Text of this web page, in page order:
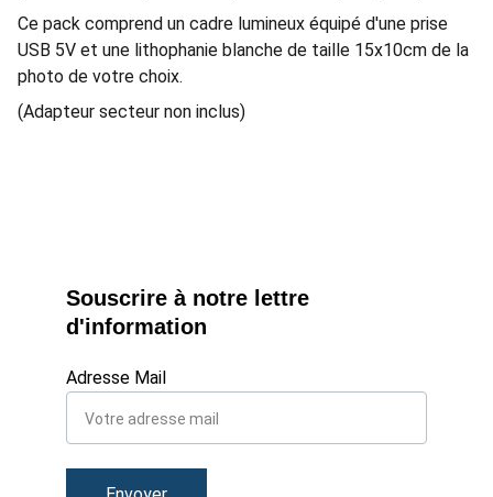
Ce pack comprend un cadre lumineux équipé d'une prise
USB 5V et une lithophanie blanche de taille 15x10cm de la
photo de votre choix.
(Adapteur secteur non inclus)
Adresse Mail
Souscrire à notre lettre
d'information